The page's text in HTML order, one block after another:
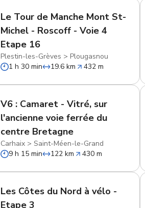
Le Tour de Manche Mont St-
Michel - Roscoff - Voie 4
Etape 16
Plestin-les-Grèves > Plougasnou
1 h 30 min
19.6 km 432 m
V6 : Camaret - Vitré, sur
l'ancienne voie ferrée du
centre Bretagne
Carhaix> Saint-Méen-le-Grand
9 h 15 min
122 km 430 m
Les Côtes du Nord à vélo -
Etape 3